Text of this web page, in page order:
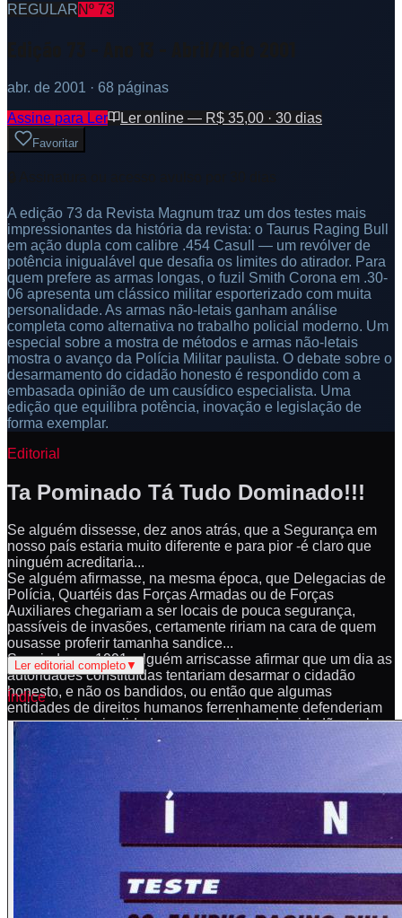
REGULARNº 73
abr. de 2001 · 68 páginas
Assine para Ler
Ler online — R$ 35,00 · 30 dias
Favoritar
A edição 73 da Revista Magnum traz um dos testes mais
impressionantes da história da revista: o Taurus Raging Bull
em ação dupla com calibre .454 Casull — um revólver de
potência inigualável que desafia os limites do atirador. Para
quem prefere as armas longas, o fuzil Smith Corona em .30-
06 apresenta um clássico militar esporterizado com muita
personalidade. As armas não-letais ganham análise
completa como alternativa no trabalho policial moderno. Um
especial sobre a mostra de métodos e armas não-letais
mostra o avanço da Polícia Militar paulista. O debate sobre o
desarmamento do cidadão honesto é respondido com a
embasada opinião de um causídico especialista. Uma
edição que equilibra potência, inovação e legislação de
forma exemplar.
Editorial
Ta Pominado Tá Tudo Dominado!!!
Se alguém dissesse, dez anos atrás, que a Segurança em
nosso país estaria muito diferente e para pior -é claro que
ninguém acreditaria...
Se alguém afirmasse, na mesma época, que Delegacias de
Polícia, Quartéis das Forças Armadas ou de Forças
Auxiliares chegariam a ser locais de pouca segurança,
passíveis de invasões, certamente ririam na cara de quem
ousasse proferir tamanha sandice...
Se, ainda em 1991, alguém arriscasse afirmar que um dia as
autoridades constituídas tentariam desarmar o cidadão
honesto, e não os bandidos, ou então que algumas
entidades de direitos humanos ferrenhamente defenderiam
apenas a marginalidade, esquecendo-se do cidadão probo,
aí então a gargalhada seria geral, dado o absurdo de tal
idéia...
Se, no início da década passada, um pobre visionário
arriscasse afirmar que haveria rebeliões ensaiadas e
concomitantes em vários presídios, comandadas de dentro
para fora e por grupos muito mais organizados que os
próprios responsáveis pela carceragem, sem dúvida o
chamariam de louco...
Contudo, os tais dez anos passaram rápido e acreditem tudo
isso está acontecendo!
Na televisão, no rádio e até mesmo nos jornais e na maioria
Ler editorial completo▼
Índice